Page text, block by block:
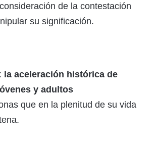
de la contestación
su significación.
la aceleración histórica de
y adultos
que en la plenitud de su vida